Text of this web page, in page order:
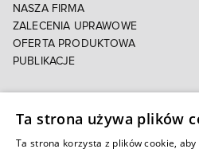
NASZA FIRMA
ZALECENIA UPRAWOWE
OFERTA PRODUKTOWA
PUBLIKACJE
POLITYKA COOKIES
E-FAKTURA
Ta strona używa plików
Ta strona korzysta z plików cookie,